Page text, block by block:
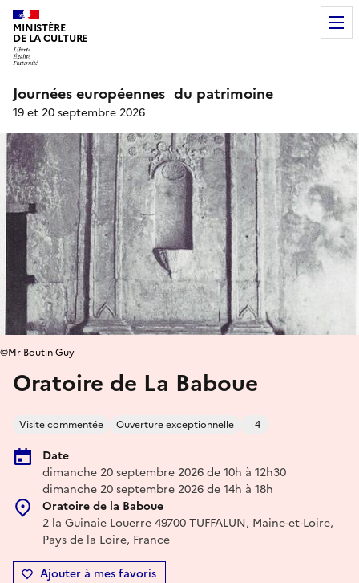
MINISTÈRE
DE LA CULTURE
Journées européennes du patrimoine
19 et 20 septembre 2026
Oratoire de La Baboue
Visite commentée Ouverture exceptionnelle +4
Date
dimanche 20 septembre 2026 de 10h à 12h30
dimanche 20 septembre 2026 de 14h à 18h
Oratoire de la Baboue
2 la Guinaie Louerre 49700 TUFFALUN, Maine-et-Loire,
Pays de la Loire, France
Ajouter à mes favoris
©Mr Boutin Guy